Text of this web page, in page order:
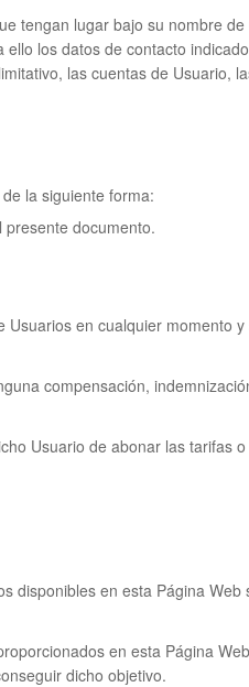
tengan lugar bajo su nombre
los datos de contacto
las cuentas de Usuario,
la siguiente forma:
documento.
en cualquier momento
compensación,
Usuario de abonar las tarifas
disponibles en esta Página
en esta Página
dicho objetivo.